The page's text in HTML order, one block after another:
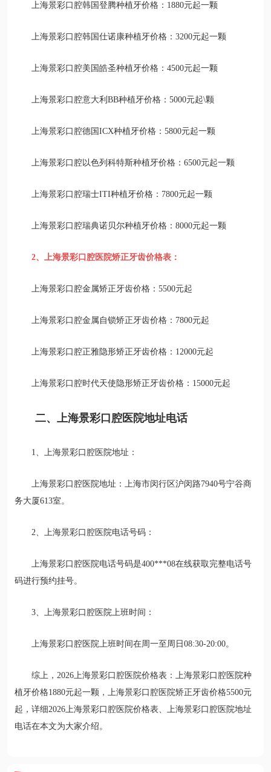
上海景彩口腔韩国登腾种植牙价格：1880元起一颗
上海景彩口腔韩国仕诺康种植牙价格：3200元起一颗
上海景彩口腔美国皓圣种植牙价格：4500元起一颗
上海景彩口腔意大利BB种植牙价格：5000元起\颗
上海景彩口腔德国ICX种植牙价格：5800元起一颗
上海景彩口腔以色列科特斯种植牙价格：6500元起一颗
上海景彩口腔瑞士ITI种植牙价格：7800元起一颗
上海景彩口腔瑞典诺贝尔种植牙价格：8000元起一颗
2、上海景彩口腔医院矫正牙齿价格表：
上海景彩口腔金属矫正牙齿价格：5500元起
上海景彩口腔金属自锁矫正牙齿价格：7800元起
上海景彩口腔正雅隐形矫正牙齿价格：12000元起
上海景彩口腔时代天使隐形矫正牙齿价格：15000元起
二、上海景彩口腔医院地址电话
1、上海景彩口腔医院地址：
上海景彩口腔医院地址：上海市闵行区沪闵路7940号宁谷商
务大厦613室。
2、上海景彩口腔医院电话号码：
上海景彩口腔医院电话号码是400***08在线获取完整电话号
码进行预约挂号。
3、上海景彩口腔医院上班时间：
上海景彩口腔医院上班时间在周一至周日08:30-20:00。
综上，2026上海景彩口腔医院价格表：上海景彩口腔医院种
植牙价格1880元起一颗，上海景彩口腔医院矫正牙齿价格5500元
起，详细2026上海景彩口腔医院价格表、上海景彩口腔医院地址
电话在本文为大家介绍。